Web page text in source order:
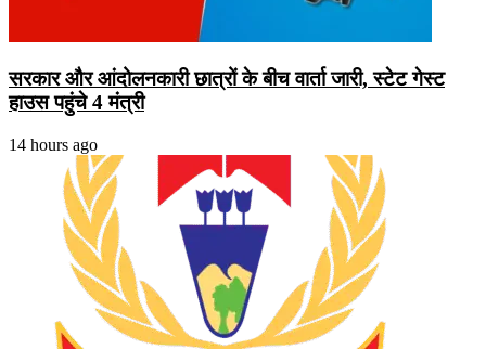
सरकार और आंदोलनकारी छात्रों के बीच वार्ता जारी, स्टेट गेस्ट
हाउस पहुंचे 4 मंत्री
14 hours ago